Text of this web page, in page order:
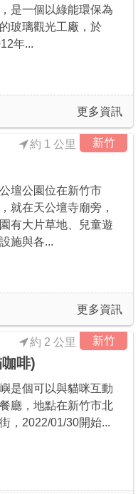
是一個以綠能環保為
玻璃觀光工廠，於
年...
更多資訊
新竹
約 1 公里
壇公園位在新竹市
就在天公壇寺廟旁，
有大片草地、兒童遊
施與各...
更多資訊
新竹
約 2 公里
啡)
是個可以與貓咪互動
廳，地點在新竹市北
，2022/01/30開始...